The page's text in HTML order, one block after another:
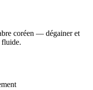
coréen — dégainer et
fluide.